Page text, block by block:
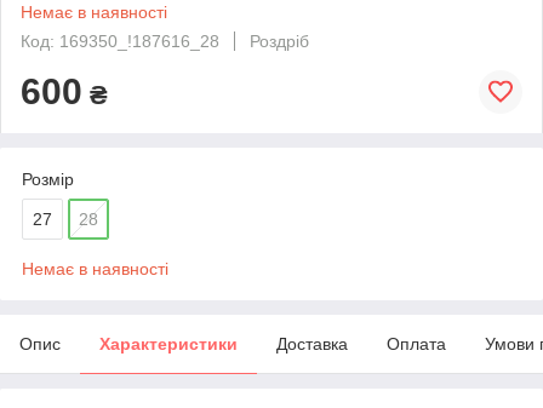
Немає в наявності
Код: 169350_!187616_28
Роздріб
600 ₴
Розмір
27 28
Немає в наявності
Опис Характеристики Доставка Оплата Умови